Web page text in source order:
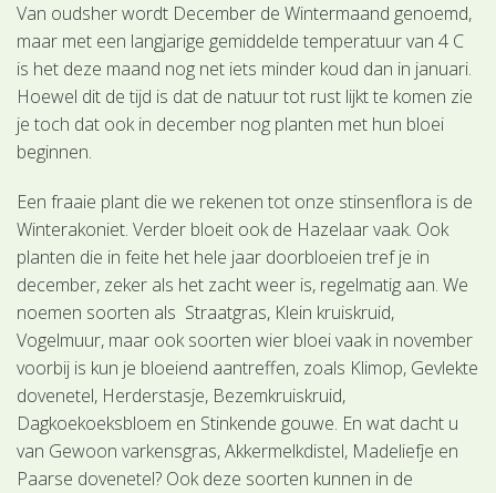
Van oudsher wordt December de Wintermaand genoemd,
maar met een langjarige gemiddelde temperatuur van 4 C
is het deze maand nog net iets minder koud dan in januari.
Hoewel dit de tijd is dat de natuur tot rust lijkt te komen zie
je toch dat ook in december nog planten met hun bloei
beginnen.
Een fraaie plant die we rekenen tot onze stinsenflora is de
Winterakoniet. Verder bloeit ook de Hazelaar vaak. Ook
planten die in feite het hele jaar doorbloeien tref je in
december, zeker als het zacht weer is, regelmatig aan. We
noemen soorten als Straatgras, Klein kruiskruid,
Vogelmuur, maar ook soorten wier bloei vaak in november
voorbij is kun je bloeiend aantreffen, zoals Klimop, Gevlekte
dovenetel, Herderstasje, Bezemkruiskruid,
Dagkoekoeksbloem en Stinkende gouwe. En wat dacht u
van Gewoon varkensgras, Akkermelkdistel, Madeliefje en
Paarse dovenetel? Ook deze soorten kunnen in de